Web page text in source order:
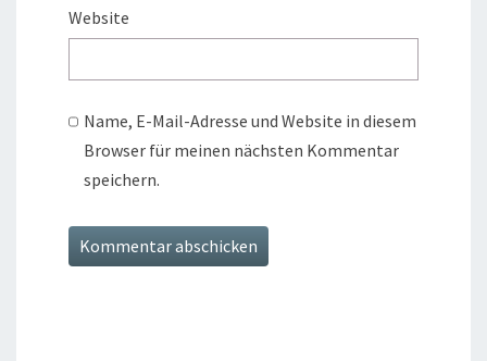
Website
Name, E-Mail-Adresse und Website in diesem
Browser für meinen nächsten Kommentar
speichern.